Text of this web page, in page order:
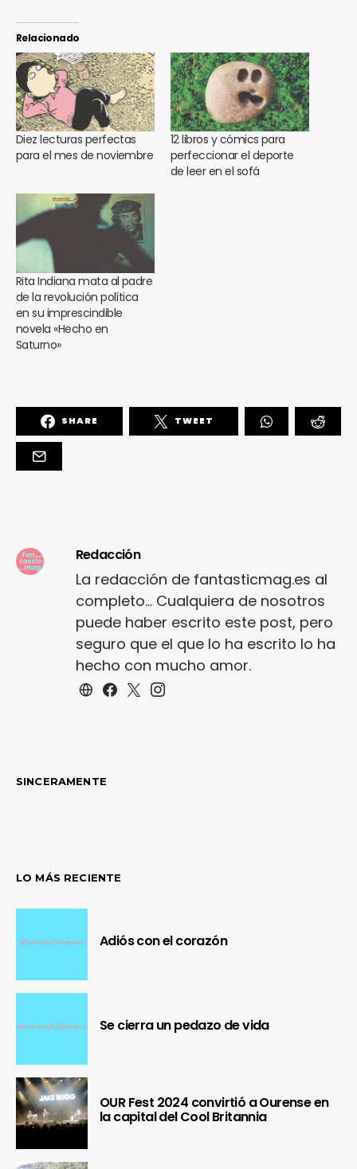
Relacionado
Diez lecturas perfectas
para el mes de noviembre
12 libros y cómics para
perfeccionar el deporte
de leer en el sofá
Rita Indiana mata al padre
de la revolución política
en su imprescindible
novela «Hecho en
Saturno»
SHARE TWEET
Redacción
La redacción de fantasticmag.es al
completo... Cualquiera de nosotros
puede haber escrito este post, pero
seguro que el que lo ha escrito lo ha
hecho con mucho amor.
SINCERAMENTE
LO MÁS RECIENTE
Adiós con el corazón
Se cierra un pedazo de vida
OUR Fest 2024 convirtió a Ourense en
la capital del Cool Britannia